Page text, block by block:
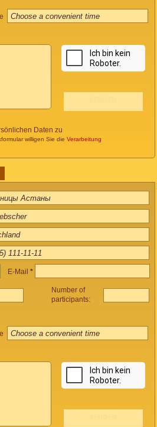
Daten zu
willigen Sie die Verarbeitung
E-Mail *
Number of
participants: